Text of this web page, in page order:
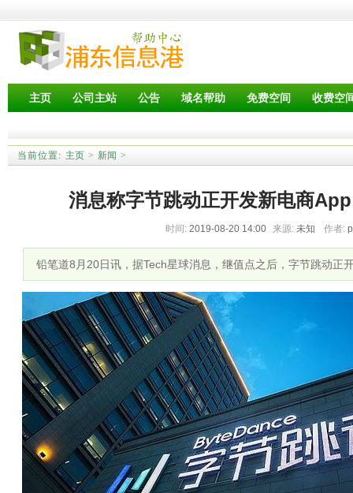
主页 公司主站 公告 域名帮助 免费空间 收费空
当前位置: 主页 > 新闻 >
消息称字节跳动正开发新电商
时间: 2019-08-20 14:00 来源: 未知 作者:
铅笔道8月20日讯，据Tech星球消息，继值点之后，字节跳动正